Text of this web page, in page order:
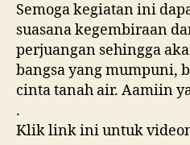
Semoga kegiatan ini
suasana kegembiraan
perjuangan sehingga
bangsa yang mumpuni,
cinta tanah air. Aamiin
.
Klik link ini untuk